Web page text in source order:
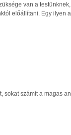
van a testünknek,
előállítani. Egy ilyen
sokat számít a magas